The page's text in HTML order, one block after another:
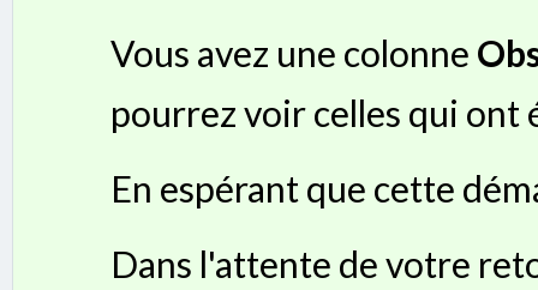
Vous avez une colonne
pourrez voir celles qui ont
En espérant que cette
Dans l'attente de votre